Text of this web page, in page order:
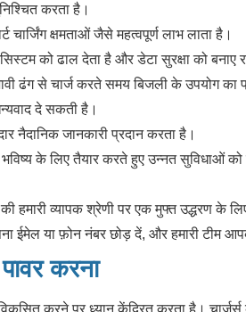
करता है।
क्षमताओं जैसे महत्वपूर्ण लाभ लाता है।
को ढाल देता है और डेटा सुरक्षा को बनाए
ढंग से चार्ज करते समय बिजली के उपयोग का
दे सकती है।
नैदानिक ​​जानकारी प्रदान करता है।
भविष्य के लिए तैयार करते हुए उन्नत सुविधाओं
हमारी व्यापक श्रेणी पर एक मुफ्त उद्धरण के
ईमेल या फ़ोन नंबर छोड़ दें, और हमारी टीम
करना
करने पर ध्यान केंद्रित करता है।